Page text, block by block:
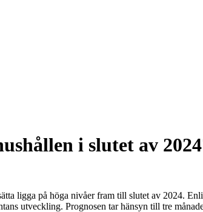
i slutet av
ligga på höga nivåer fram till slutet av 2024.
utveckling. Prognosen tar hänsyn till tre